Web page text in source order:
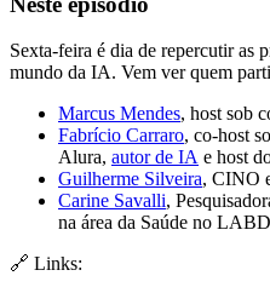
Sexta-feira é dia de repercutir as
mundo da IA. Vem ver quem
⁠Marcus Mendes⁠, host sob
⁠Fabrício Carraro⁠, co-host
Alura, ⁠autor de IA⁠ e host
⁠Guilherme Silveira⁠, CINO
Carine Savalli,
na área da Saúde no
🔗 Links: